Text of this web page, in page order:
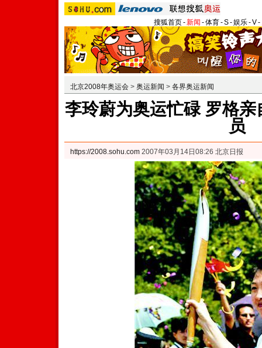
搜狐首页-新闻 -体育-S-娱乐-V-
北京2008年奥运会 > 奥运新闻 > 各界奥运新闻
李玲蔚为奥运忙碌 罗格
员
https://2008.sohu.com 2007年03月14日08:26 北京日报